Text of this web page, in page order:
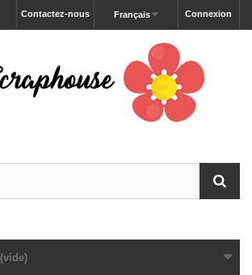
Connexion
Français
Contactez-nous
(vide)